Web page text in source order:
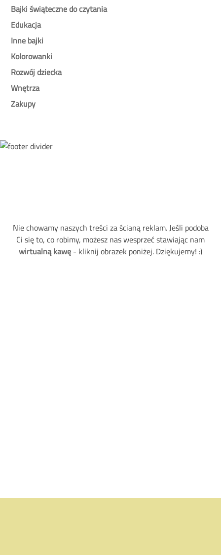
Bajki świąteczne do czytania
Edukacja
Inne bajki
Kolorowanki
Rozwój dziecka
Wnętrza
Zakupy
Nie chowamy naszych treści za ścianą reklam. Jeśli podoba
Ci się to, co robimy, możesz nas wesprzeć stawiając nam
wirtualną kawę - kliknij obrazek poniżej. Dziękujemy! :)